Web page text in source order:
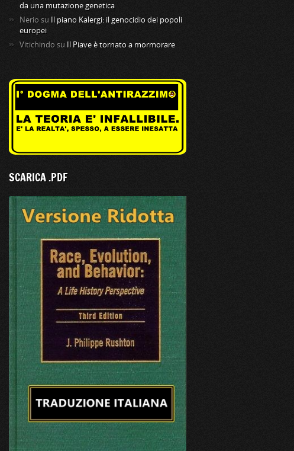
da una mutazione genetica
Nerio su
Il piano Kalergi: il genocidio dei popoli
europei
Vitichindo su Il Piave è tornato a mormorare
SCARICA .PDF